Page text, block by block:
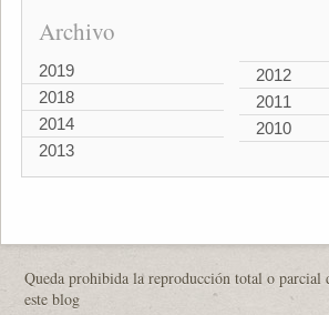
Archivo
2019
2018
2014
2013
2012
2011
2010
Queda prohibida la reproducción total o parcial
este blog